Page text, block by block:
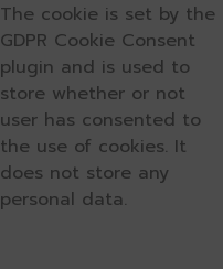
The cookie is set by the
GDPR Cookie Consent
plugin and is used to
store whether or not
user has consented to
the use of cookies. It
does not store any
personal data.